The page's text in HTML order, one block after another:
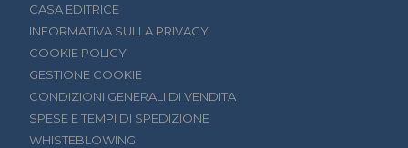
CASA EDITRICE
INFORMATIVA SULLA PRIVACY
COOKIE POLICY
GESTIONE COOKIE
CONDIZIONI GENERALI DI VENDITA
SPESE E TEMPI DI SPEDIZIONE
WHISTEBLOWING